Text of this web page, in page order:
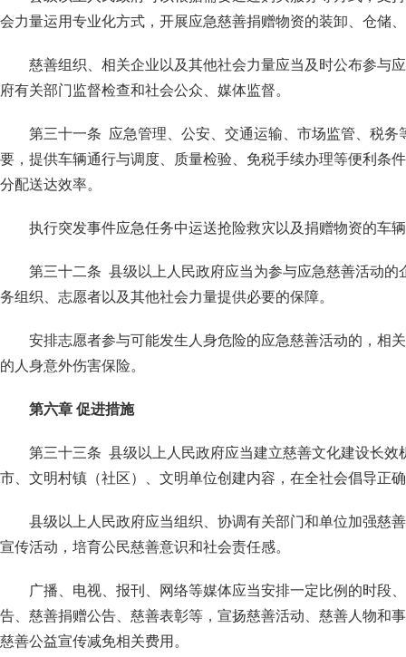
会力量运用专业化方式，开展应急慈善捐赠物资的装卸、仓储
慈善组织、相关企业以及其他社会力量应当及时公布参与
府有关部门监督检查和社会公众、媒体监督。
第三十一条 应急管理、公安、交通运输、市场监管、税务
要，提供车辆通行与调度、质量检验、免税手续办理等便利条
分配送达效率。
执行突发事件应急任务中运送抢险救灾以及捐赠物资的车
第三十二条 县级以上人民政府应当为参与应急慈善活动的
务组织、志愿者以及其他社会力量提供必要的保障。
安排志愿者参与可能发生人身危险的应急慈善活动的，相
的人身意外伤害保险。
第六章 促进措施
第三十三条 县级以上人民政府应当建立慈善文化建设长效
市、文明村镇（社区）、文明单位创建内容，在全社会倡导正
县级以上人民政府应当组织、协调有关部门和单位加强慈
宣传活动，培育公民慈善意识和社会责任感。
广播、电视、报刊、网络等媒体应当安排一定比例的时段
告、慈善捐赠公告、慈善表彰等，宣扬慈善活动、慈善人物和
慈善公益宣传减免相关费用。